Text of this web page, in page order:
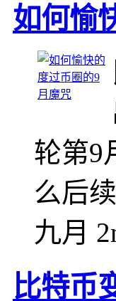
如何愉
轮第9
么后
九月
比特币